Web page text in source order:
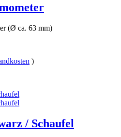
(Ø ca. 63 mm)
)
/ Schaufel